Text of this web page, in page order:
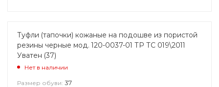
Туфли (тапочки) кожаные на подошве из пористой
резины черные мод. 120-0037-01 ТР ТС 019\2011
Уватен (37)
Нет в наличии
Размер обуви: 37